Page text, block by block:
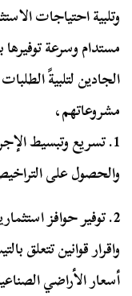
وتلبية احتياجات
مستدام وسرعة
الجادين لتلبيةً
مشروعاتهم،
1. تسريع وتبسيط
والحصول على
2. توفير حوافز
واقرار قوانين تتعلق
أسعار الأراضي